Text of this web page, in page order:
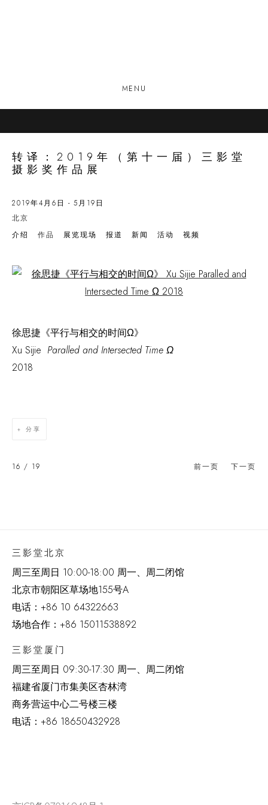
MENU
转译：2019年（第十一届）三影堂
摄影奖作品展
2019年4月6日 - 5月19日
北京
介绍
作品 展览现场 报道 新闻 活动 视频
Open a larger version of the following image in a popup:
徐思捷《平行与相交的时间Ω》
Xu Sijie Paralled and Intersected Time Ω
2018
分享
前一页 下一页
16 / 19
三影堂北京
周三至周日 10:00-18:00 周一、周二闭馆
北京市朝阳区草场地155号A
电话： +86 10 64322663
场地合作：+86 15011538892
三影堂厦门
周三至周日 09:30-17:30 周一、周二闭馆
福建省厦门市集美区杏林湾
商务营运中心二号楼三楼
电话： +86 18650432928